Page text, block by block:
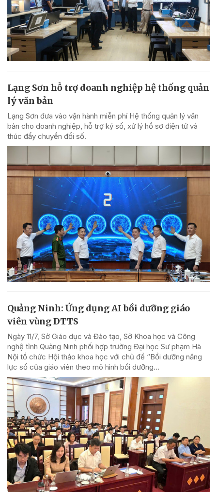
Lạng Sơn hỗ trợ doanh nghiệp hệ thống quản
lý văn bản
Lạng Sơn đưa vào vận hành miễn phí Hệ thống quản lý văn
bản cho doanh nghiệp, hỗ trợ ký số, xử lý hồ sơ điện tử và
thúc đẩy chuyển đổi số.
Quảng Ninh: Ứng dụng AI bồi dưỡng giáo
viên vùng DTTS
Ngày 11/7, Sở Giáo dục và Đào tạo, Sở Khoa học và Công
nghệ tỉnh Quảng Ninh phối hợp trường Đại học Sư phạm Hà
Nội tổ chức Hội thảo khoa học với chủ đề “Bồi dưỡng năng
lực số của giáo viên theo mô hình bồi dưỡng...